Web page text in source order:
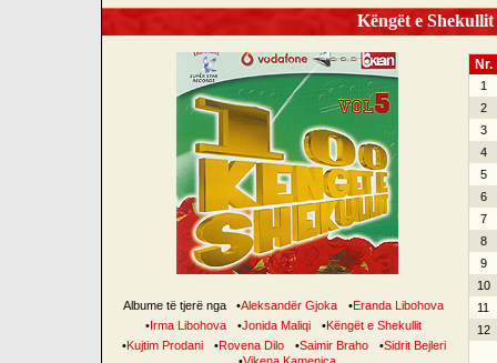
Këngët e
Albume të tjerë nga •Aleksandër Gjoka •Eranda Libohova
•Irma Libohova •Jonida Maliqi •Këngët e Shekullit
•Kujtim Prodani •Rovena Dilo •Saimir Braho •Sidrit Bejleri
Nr.
1
2
3
4
5
6
7
8
9
10
11
12